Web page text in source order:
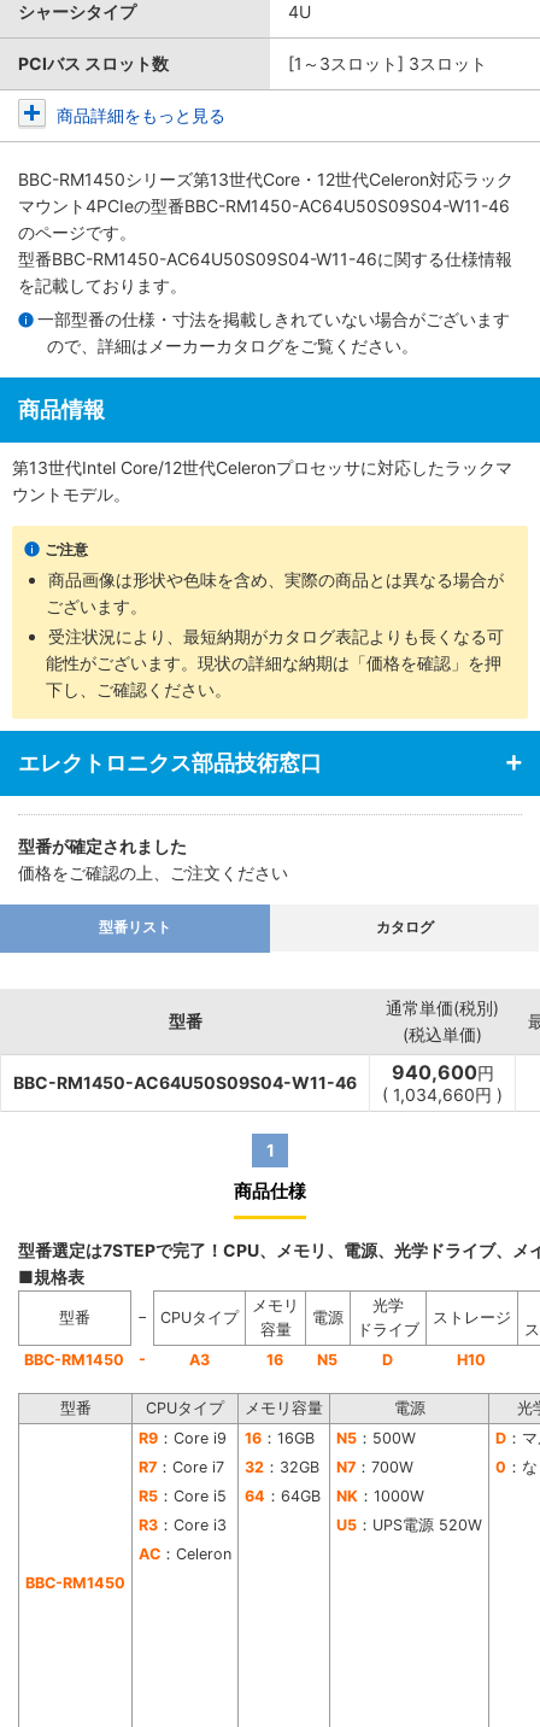
シャーシタイプ 4U
PCIバス スロット数 [1～3スロット] 3スロット
商品詳細をもっと見る
BBC-RM1450シリーズ第13世代Core・12世代Celeron対応ラック
マウント4PCIeの型番BBC-RM1450-AC64U50S09S04-W11-46
のページです。
型番BBC-RM1450-AC64U50S09S04-W11-46に関する仕様情報
を記載しております。
一部型番の仕様・寸法を掲載しきれていない場合がございます
ので、詳細は メーカーカタログをご覧ください。
商品情報
第13世代Intel Core/12世代Celeronプロセッサに対応したラックマ
ウントモデル。
ご注意
商品画像は形状や色味を含め、実際の商品とは異なる場合が
ございます。
受注状況により、最短納期がカタログ表記よりも長くなる可
能性がございます。現状の詳細な納期は「価格を確認」を押
下し、ご確認ください。
エレクトロニクス部品技術窓口
型番が確定されました
価格をご確認の上、ご注文ください
型番リスト カタログ
型番
通常単価(税別)
(税込単価)
BBC-RM1450-AC64U50S09S04-W11-46 940,600円
( 1,034,660円 )
1
商品仕様
型番選定は7STEPで完了！CPU、メモリ、電源、光学ドライブ、
■規格表
型番 − CPUタイプ
メモリ
容量
電源
光学
ドライブ
ストレージ
BBC-RM1450
- A3 16 N5 D H10
型番 CPUタイプ メモリ容量 電源 光
BBC-RM1450
R9 ：Core i9 16 ：16GB N5 ：500W D ：
R7 ：Core i7 32 ：32GB N7 ：700W 0 ：
R5 ：Core i5 64 ：64GB NK ：1000W
R3 ：Core i3 U5 ：UPS電源 520W
AC ：Celeron